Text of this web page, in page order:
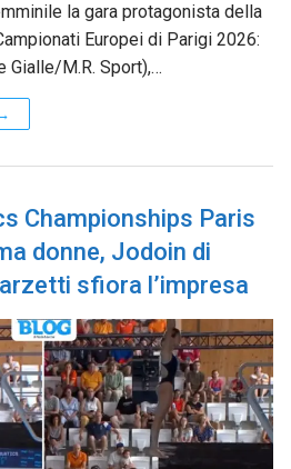
la gara protagonista della
Europei di Parigi 2026:
Gialle/M.R. Sport),…
Championships Paris
donne, Jodoin di
sfiora l’impresa